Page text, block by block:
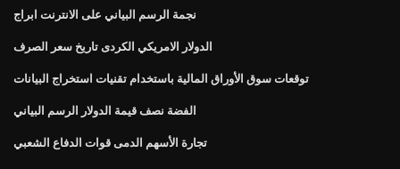
نجمة الرسم البياني على الانترنت ابراج
الدولار الامريكي الكردى تاريخ سعر الصرف
توقعات سوق الأوراق المالية باستخدام تقنيات استخراج البيانات
الفضة نصف قيمة الدولار الرسم البياني
تجارة الأسهم الدمى قوات الدفاع الشعبي